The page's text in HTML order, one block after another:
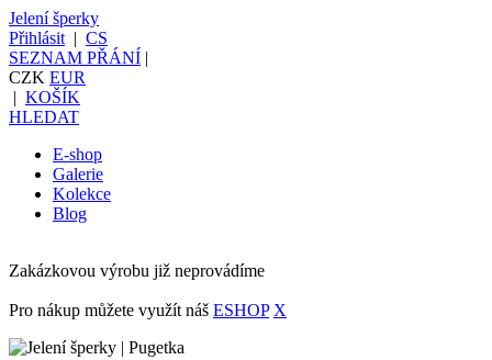
Jelení šperky
Přihlásit | CS
SEZNAM PŘÁNÍ |
CZK EUR
| KOŠÍK
HLEDAT
E-shop
Galerie
Kolekce
Blog
Zakázkovou výrobu již neprovádíme
Pro nákup můžete využít náš ESHOP X